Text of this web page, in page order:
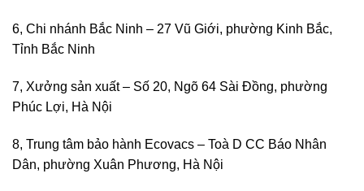
6, Chi nhánh Bắc Ninh – 27 Vũ Giới, phường Kinh Bắc,
Tỉnh Bắc Ninh
7, Xưởng sản xuất – Số 20, Ngõ 64 Sài Đồng, phường
Phúc Lợi, Hà Nội
8, Trung tâm bảo hành Ecovacs – Toà D CC Báo Nhân
Dân, phường Xuân Phương, Hà Nội